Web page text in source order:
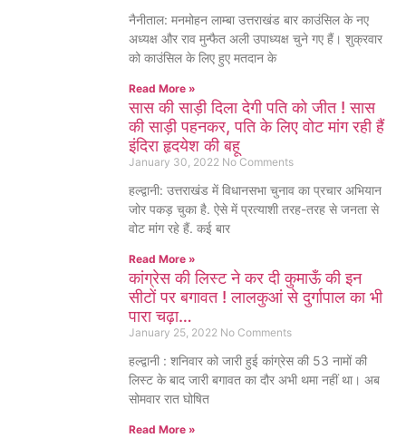
नैनीताल: मनमोहन लाम्बा उत्तराखंड बार काउंसिल के नए
अध्यक्ष और राव मुन्फैत अली उपाध्यक्ष चुने गए हैं। शुक्रवार
को काउंसिल के लिए हुए मतदान के
Read More »
सास की साड़ी दिला देगी पति को जीत ! सास
की साड़ी पहनकर, पति के लिए वोट मांग रही हैं
इंदिरा हृदयेश की बहू
January 30, 2022 No Comments
हल्द्वानी: उत्तराखंड में विधानसभा चुनाव का प्रचार अभियान
जोर पकड़ चुका है. ऐसे में प्रत्याशी तरह-तरह से जनता से
वोट मांग रहे हैं. कई बार
Read More »
कांग्रेस की लिस्ट ने कर दी कुमाऊँ की इन
सीटों पर बगावत ! लालकुआं से दुर्गापाल का भी
पारा चढ़ा…
January 25, 2022 No Comments
हल्द्वानी : शनिवार को जारी हुई कांग्रेस की 53 नामों की
लिस्ट के बाद जारी बगावत का दौर अभी थमा नहीं था। अब
सोमवार रात घोषित
Read More »